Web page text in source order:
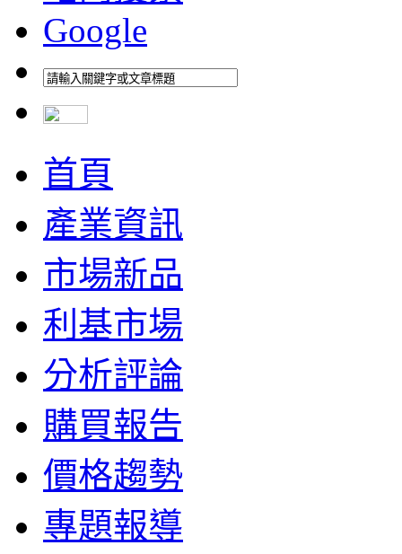
Google
首頁
產業資訊
市場新品
利基市場
分析評論
購買報告
價格趨勢
專題報導